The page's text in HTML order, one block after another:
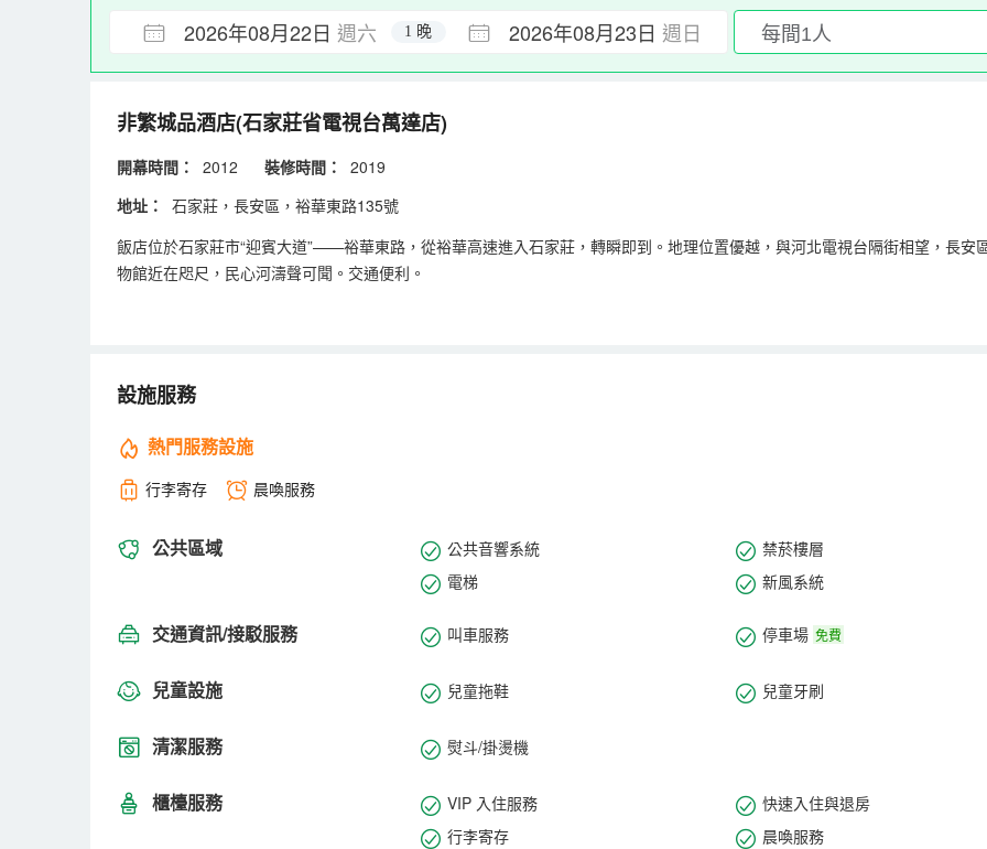
2026年08月22日 週六 2026年08月23日 週日
1 晚
非繁城品酒店(石家莊省電視台萬達店)
開幕時間： 2012 裝修時間：
2019
地址：
石家莊，長安區，裕華東路135號
飯店位於石家莊市“迎賓大道”——裕華東路，從裕華高速進入石家莊，轉瞬即到。地理位置優越，與河北電視台隔街相望，長安
物館近在咫尺，民心河濤聲可聞。交通便利。
部分客房擁有近70平方公尺的超大空間，可完全滿足行政辦公或是家庭用房。浴室內使用了極具特色的獨立隔離式設計，所有
特調的洗浴套裝，讓身體散發清香的同時，為肌膚增加健康的滋潤呵護。
飯店總營業面積10000多平方公尺，上下共6層，24小時全天候管家式服務以及安保力量，搭配鉑濤旗下飯店統一智能管理系
障。
飯店同時配有一流的會議以及宴會設施，以及訓練有素的服務人員，為您提供專業的會議服務，滿足您的各類商務活動以及會議
一流的管理、一流的團隊、一流的服務、一流的配套一定將是您精彩人生的驛站。飯店全體員工恭迎您的蒞臨！
設施服務
熱門服務設施
行李寄存 晨喚服務
公共區域 公共音響系統
禁菸樓層
電梯
新風系統
交通資訊/接駁服務 叫車服務 停車場 免費
兒童設施 兒童拖鞋 兒童牙刷
清潔服務 熨斗/掛燙機
櫃檯服務 VIP 入住服務
快速入住與退房
行李寄存
晨喚服務